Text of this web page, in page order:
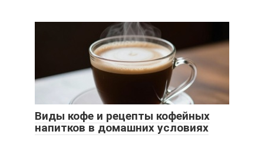
Виды кофе и рецепты кофейных
напитков в домашних условиях